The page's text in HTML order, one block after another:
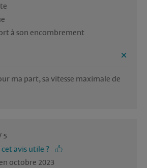
à son encombrement
ma part, sa vitesse maximale de
5
avis utile ?
octobre 2023